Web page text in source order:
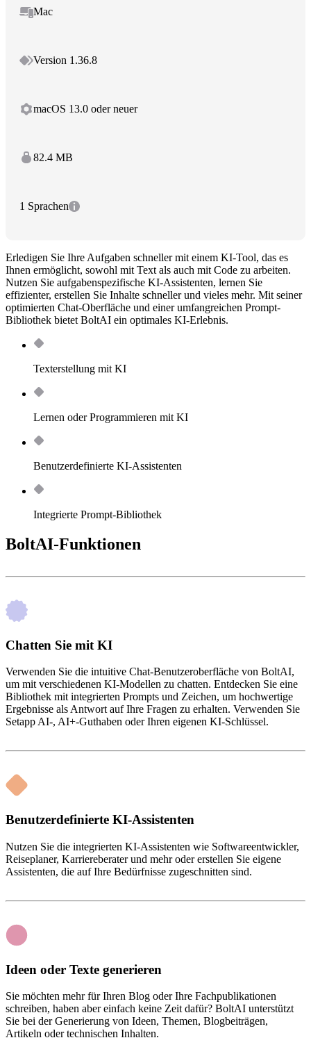
Mac
Version 1.36.8
macOS 13.0 oder neuer
82.4 MB
1 Sprachen
Erledigen Sie Ihre Aufgaben schneller mit einem KI-Tool, das es
Ihnen ermöglicht, sowohl mit Text als auch mit Code zu arbeiten.
Nutzen Sie aufgabenspezifische KI-Assistenten, lernen Sie
effizienter, erstellen Sie Inhalte schneller und vieles mehr. Mit seiner
optimierten Chat-Oberfläche und einer umfangreichen Prompt-
Bibliothek bietet BoltAI ein optimales KI-Erlebnis.
Texterstellung mit KI
Lernen oder Programmieren mit KI
Benutzerdefinierte KI-Assistenten
Integrierte Prompt-Bibliothek
BoltAI-Funktionen
Chatten Sie mit KI
Verwenden Sie die intuitive Chat-Benutzeroberfläche von BoltAI,
um mit verschiedenen KI-Modellen zu chatten. Entdecken Sie eine
Bibliothek mit integrierten Prompts und Zeichen, um hochwertige
Ergebnisse als Antwort auf Ihre Fragen zu erhalten. Verwenden Sie
Setapp AI-, AI+-Guthaben oder Ihren eigenen KI-Schlüssel.
Benutzerdefinierte KI-Assistenten
Nutzen Sie die integrierten KI-Assistenten wie Softwareentwickler,
Reiseplaner, Karriereberater und mehr oder erstellen Sie eigene
Assistenten, die auf Ihre Bedürfnisse zugeschnitten sind.
Ideen oder Texte generieren
Sie möchten mehr für Ihren Blog oder Ihre Fachpublikationen
schreiben, haben aber einfach keine Zeit dafür? BoltAI unterstützt
Sie bei der Generierung von Ideen, Themen, Blogbeiträgen,
Artikeln oder technischen Inhalten.